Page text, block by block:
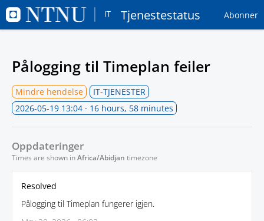
Tjenestestatus Abonner
Pålogging til Timeplan feiler
Mindre hendelse
IT-TJENESTER
2026-05-19 13:04 · 16 hours, 58 minutes
Oppdateringer
Times are shown inAfrica/Abidjan timezone
Resolved
Pålogging til Timeplan fungerer igjen.